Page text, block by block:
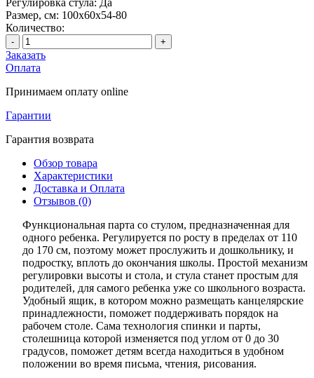
Размер, см: 100x60x54-80
Количество:
- +
Заказать
Оплата
Принимаем оплату online
Гарантии
Гарантия возврата
Обзор товара
Характеристики
Доставка и Оплата
Отзывов (0)
Функциональная парта со стулом, предназначенная для
одного ребенка. Регулируется по росту в пределах от 110
до 170 см, поэтому может прослужить и дошкольнику, и
подростку, вплоть до окончания школы. Простой механизм
регулировки высоты и стола, и стула станет простым для
родителей, для самого ребенка уже со школьного возраста.
Удобный ящик, в котором можно размещать канцелярские
принадлежности, поможет поддерживать порядок на
рабочем столе. Сама технология спинки и парты,
столешница которой изменяется под углом от 0 до 30
градусов, поможет детям всегда находиться в удобном
положении во время письма, чтения, рисования.